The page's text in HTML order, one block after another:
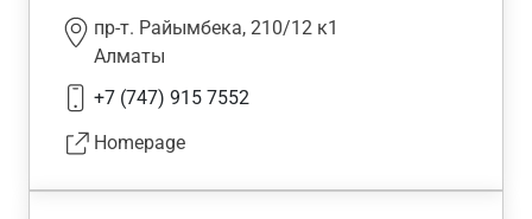
пр-т. Райымбека, 210/12 к1
Алматы
+7 (747) 915 7552
Homepage